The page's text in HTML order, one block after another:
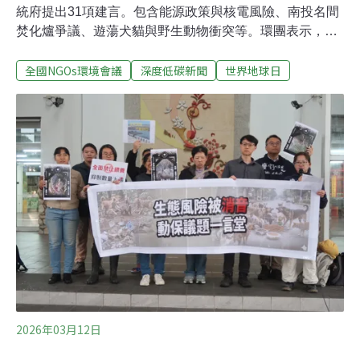
統府提出31項建言。包含能源政策與核電風險、南投名間
焚化爐爭議、遊蕩犬貓與野生動物衝突等。環團表示，肯
託、遊蕩犬議題等跨部會議題交由行政院政務委員層級協
有解、社會共識三大前提為滿足之下，才會繼續重啟核
電。與總統有約三年內解除列管72項 今年新增31項一年一
度的世界地球日來到，由台灣各環保團體組成的「全國
NGOs環境會議」，會在此時提出各類議題的列管建言，
並由總統交辦各部會列管。昨（21）日總統賴清德照例與
環團代表會面並聽取建言，今年由民眾票選出的三大環境
議題爲：南投名間焚化爐、垃圾治理與循環、科學園區開
發與草鴞棲息地的衝突。今年共有10個團體代表 ，以及
2026年環境保護終身成就獎得主鍾寶珠進入總統府提供建
言。全國NGOs環境會議議題溝
全國NGOs環境會議 深度低碳新聞 世界地球日
2026年03月12日